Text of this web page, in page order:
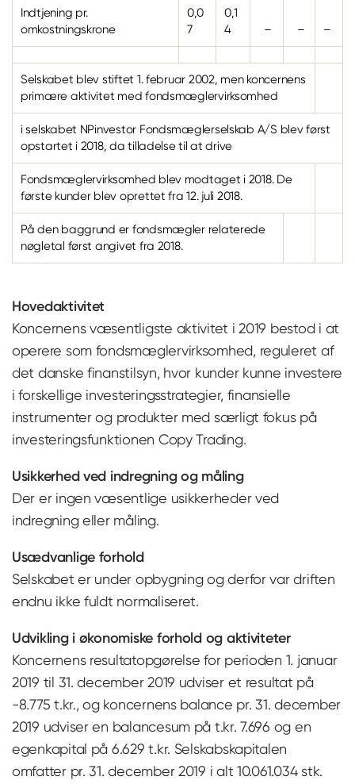
Indtjening pr.
omkostningskrone
0,0
7
0,1
4
– – –
Selskabet blev stiftet 1. februar 2002, men koncernens
primære aktivitet med fondsmæglervirksomhed
i selskabet NPinvestor Fondsmæglerselskab A/S blev først
opstartet i 2018, da tilladelse til at drive
Fondsmæglervirksomhed blev modtaget i 2018. De
første kunder blev oprettet fra 12. juli 2018.
På den baggrund er fondsmægler relaterede
nøgletal først angivet fra 2018.
Hovedaktivitet
Koncernens væsentligste aktivitet i 2019 bestod i at
operere som fondsmæglervirksomhed, reguleret af
det danske finanstilsyn, hvor kunder kunne investere
i forskellige investeringsstrategier, finansielle
instrumenter og produkter med særligt fokus på
investeringsfunktionen Copy Trading.
Usikkerhed ved indregning og måling
Der er ingen væsentlige usikkerheder ved
indregning eller måling.
Usædvanlige forhold
Selskabet er under opbygning og derfor var driften
endnu ikke fuldt normaliseret.
Udvikling i økonomiske forhold og aktiviteter
Koncernens resultatopgørelse for perioden 1. januar
2019 til 31. december 2019 udviser et resultat på
-8.775 t.kr., og koncernens balance pr. 31. december
2019 udviser en balancesum på t.kr. 7.696 og en
egenkapital på 6.629 t.kr. Selskabskapitalen
omfatter pr. 31. december 2019 i alt 10.061.034 stk.